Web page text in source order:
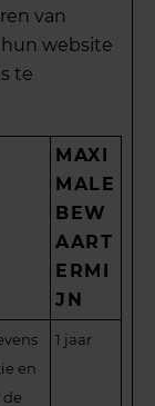
van
website
te
MAXI
MALE
BEW
AART
ERMI
JN
en
de
1 jaar